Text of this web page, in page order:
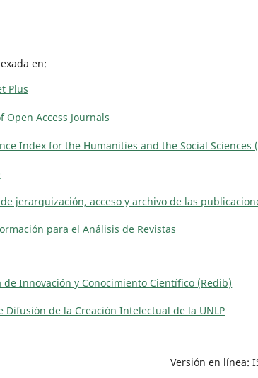
en:
Plus
Open Access Journals
Index for the Humanities and the Social Sciences
jerarquización, acceso y archivo de las
para el Análisis de Revistas
Innovación y Conocimiento Científico (Redib)
Difusión de la Creación Intelectual de la UNLP
Versión en línea: